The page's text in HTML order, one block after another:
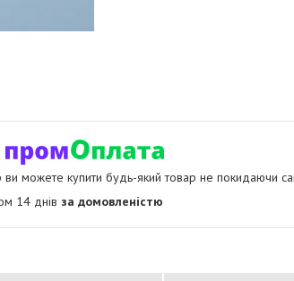
ви можете купити будь-який товар не покидаючи
14 днів за домовленістю